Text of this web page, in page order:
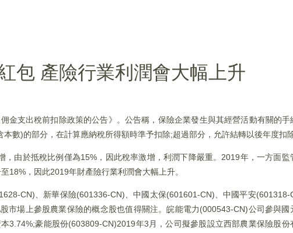
包 產險行業利潤會大幅上升
金支出稅前扣除政策的公告》。公告稱，保險企業發生與其經營活動有關的
數)的部分，在計算應納稅所得額時準予扣除;超過部分，允許結轉以後年度扣除
，由於抵稅比例僅為15%，因此稅率激增，利潤下降嚴重。2019年，一方面
18%，因此2019年財產險行業利潤會大幅上升。
CN)、新華保險(601336-CN)、中國太保(601601-CN)、中國平安(601318-
市場上參股農業保險的概念股也值得關注。皖能電力(000543-CN)公司參與國
3.74%;豪能股份(603809-CN)2019年3月，公司擬參股設立西部農業保險股